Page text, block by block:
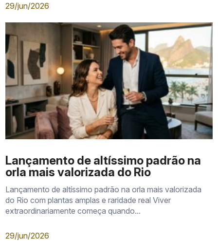
29/jun/2026
Lançamento de altíssimo padrão na
orla mais valorizada do Rio
Lançamento de altíssimo padrão na orla mais valorizada
do Rio com plantas amplas e raridade real Viver
extraordinariamente começa quando...
29/jun/2026